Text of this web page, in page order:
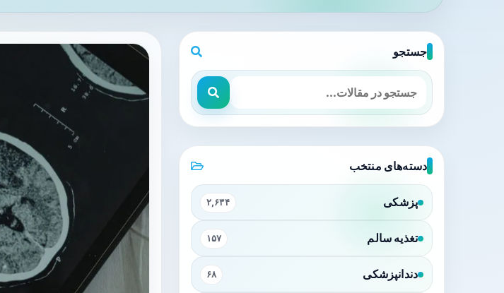
جستجو
دسته‌های منتخب
پزشکی ۲,۶۳۴
تغذیه سالم ۱۵۷
دندانپزشکی ۶۸